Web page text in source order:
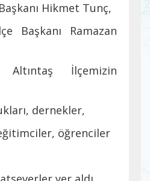
Hikmet Tunç,
Başkanı Ramazan
İlçemizin
dernekler,
öğrenciler